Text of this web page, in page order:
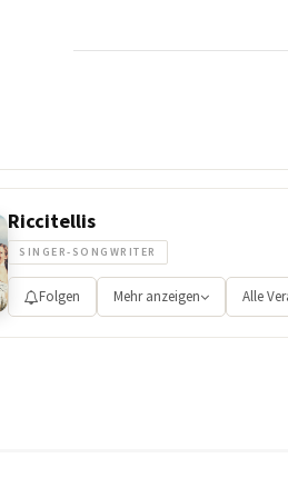
Riccitellis
SINGER-SONGWRITER
Folgen Mehr anzeigen Alle